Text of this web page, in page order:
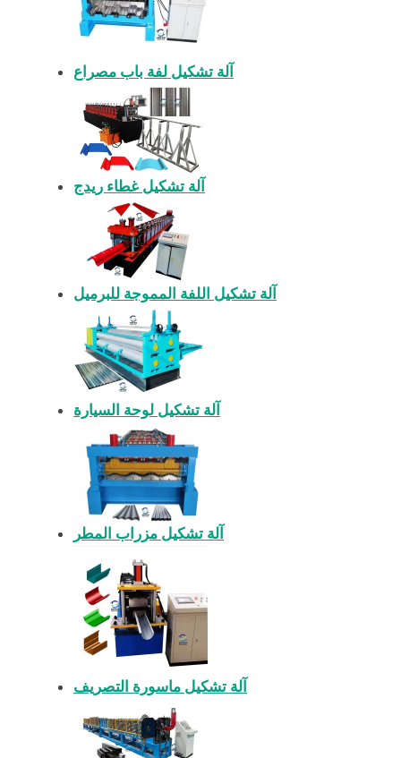
آلة تشكيل لفة باب مصراع
آلة تشكيل غطاء ريدج
آلة تشكيل اللفة المموجة للبرميل
آلة تشكيل لوحة السيارة
آلة تشكيل مزراب المطر
آلة تشكيل ماسورة التصريف